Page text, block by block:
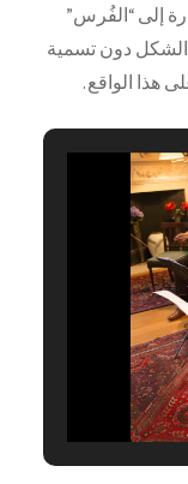
إلى “الفُرس”
الشكل دون تسمية
هذا الواقع.